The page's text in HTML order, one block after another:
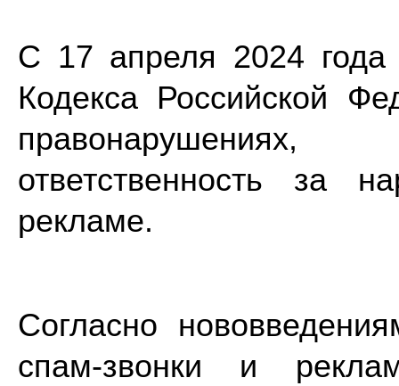
С 17 апреля 2024 года
Кодекса Российской
ответственность за
рекламе.
Согласно
спам-звонки и